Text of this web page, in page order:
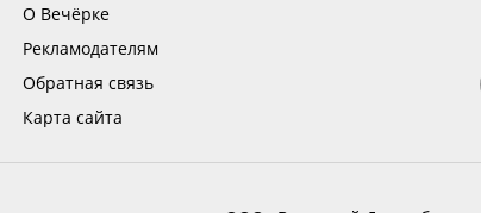
О Вечёрке
Рекламодателям
Обратная связь
Карта сайта